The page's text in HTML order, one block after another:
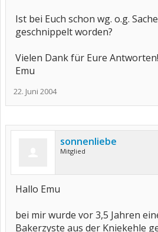
Ist bei Euch schon wg. o.g.
geschnippelt worden?
Vielen Dank für Eure Antworten!
Emu
22. Juni 2004
sonnenliebe
Mitglied
Hallo Emu
bei mir wurde vor 3,5 Jahren
Bakerzyste aus der Kniekehle